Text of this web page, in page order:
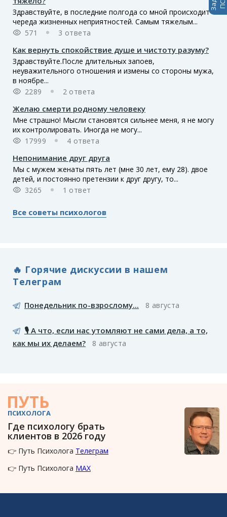
Здравствуйте, в последние полгода со мной происходит
череда жизненных неприятностей. Самым тяжелым...
571
3 ответа
Как вернуть спокойствие душе и чистоту разуму?
Здравствуйте.После длительных запоев,
неуважительного отношения и измены со стороны мужа,
в ноябре...
2289
2 ответа
Желаю смерти родному человеку
Мне страшно! Мысли становятся сильнее меня, я не могу
их контролировать. Иногда не могу...
17999
4 ответа
Непонимание друг друга
Мы с мужем женаты пять лет (мне 30 лет, ему 28). двое
детей, и постоянно претензии к друг другу, то...
3265
1 ответ
Все советы психологов
🔥 Горячие дискуссии в нашем
Телеграм
Понедельник по-взрослому... 8 августа
🎙️ А что, если нас утомляют не сами дела, а то,
как мы их делаем?
8 августа
ПУТЬ
ПСИХОЛОГА
Где психологу брать
клиентов в 2026 году
👉 Путь Психолога Телеграм
👉 Путь Психолога MAX